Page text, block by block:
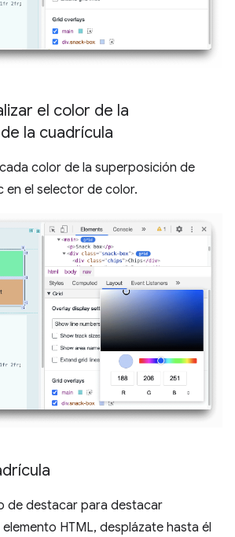
el color de la
la cuadrícula
color de la superposición de
en el selector de color.
de destacar para destacar
HTML, desplázate hasta él